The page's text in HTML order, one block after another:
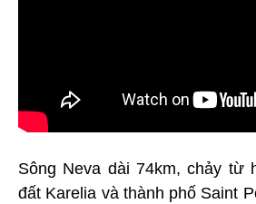
Sông Neva dài 74km, chảy từ
đất Karelia và thành phố Saint